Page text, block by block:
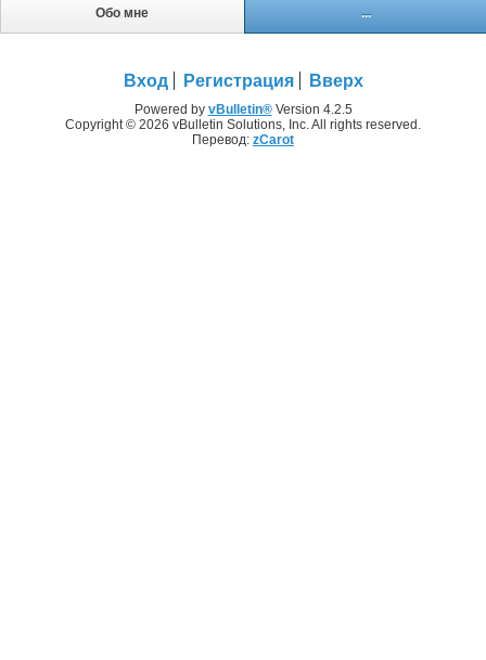
Обо мне ...
Вход Регистрация Вверх
Powered by vBulletin®Version 4.2.5
Copyright © 2026 vBulletin Solutions, Inc. All rights reserved.
Перевод: zCarot